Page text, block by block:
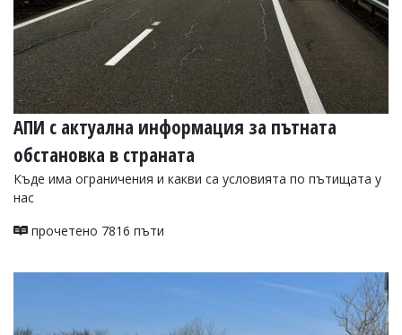
АПИ с актуална информация за пътната
обстановка в страната
Къде има ограничения и какви са условията по пътищата у
нас
прочетено 7816 пъти